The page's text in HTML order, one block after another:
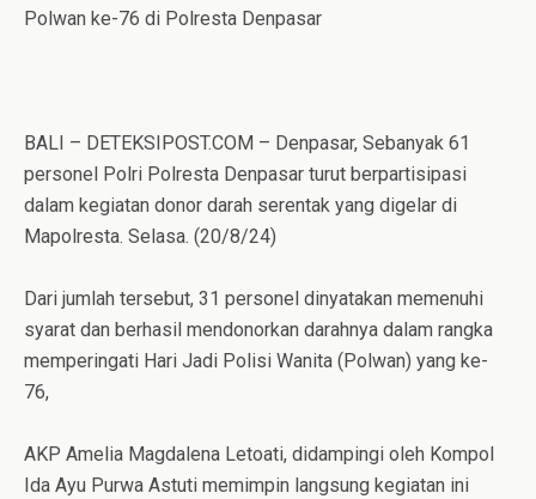
Polwan ke-76 di Polresta Denpasar
BALI – DETEKSIPOST.COM – Denpasar, Sebanyak 61
personel Polri Polresta Denpasar turut berpartisipasi
dalam kegiatan donor darah serentak yang digelar di
Mapolresta. Selasa. (20/8/24)
Dari jumlah tersebut, 31 personel dinyatakan memenuhi
syarat dan berhasil mendonorkan darahnya dalam rangka
memperingati Hari Jadi Polisi Wanita (Polwan) yang ke-
76,
AKP Amelia Magdalena Letoati, didampingi oleh Kompol
Ida Ayu Purwa Astuti memimpin langsung kegiatan ini